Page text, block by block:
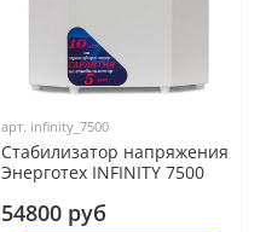
арт. infinity_7500
Стабилизатор напряжения
Энерготех INFINITY 7500
54800 руб